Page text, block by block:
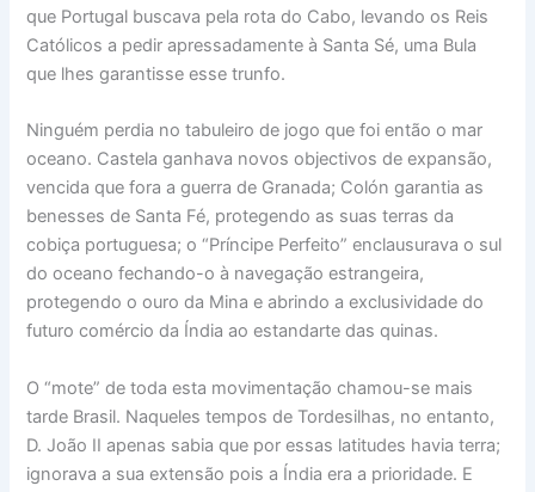
que Portugal buscava pela rota do Cabo, levando os Reis
Católicos a pedir apressadamente à Santa Sé, uma Bula
que lhes garantisse esse trunfo.
Ninguém perdia no tabuleiro de jogo que foi então o mar
oceano. Castela ganhava novos objectivos de expansão,
vencida que fora a guerra de Granada; Colón garantia as
benesses de Santa Fé, protegendo as suas terras da
cobiça portuguesa; o “Príncipe Perfeito” enclausurava o sul
do oceano fechando-o à navegação estrangeira,
protegendo o ouro da Mina e abrindo a exclusividade do
futuro comércio da Índia ao estandarte das quinas.
O “mote” de toda esta movimentação chamou-se mais
tarde Brasil. Naqueles tempos de Tordesilhas, no entanto,
D. João II apenas sabia que por essas latitudes havia terra;
ignorava a sua extensão pois a Índia era a prioridade. E